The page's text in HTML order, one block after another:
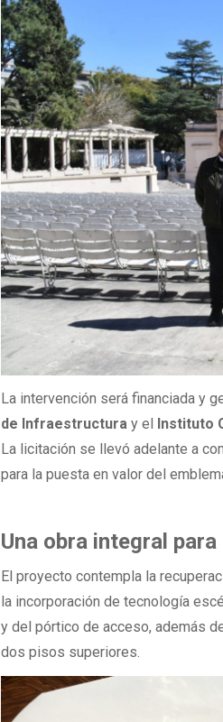
La intervención será financiada y
de Infraestructura y el Instituto
La licitación se llevó adelante a
para la puesta en valor del
Una obra integral
El proyecto contempla la
la incorporación de tecnología
y del pórtico de acceso, además
dos pisos superiores.